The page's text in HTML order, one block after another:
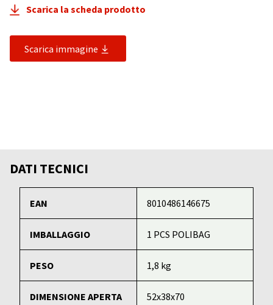
Scarica la scheda prodotto
Scarica immagine
DATI TECNICI
EAN 8010486146675
IMBALLAGGIO 1 PCS POLIBAG
PESO 1,8 kg
DIMENSIONE APERTA 52x38x70